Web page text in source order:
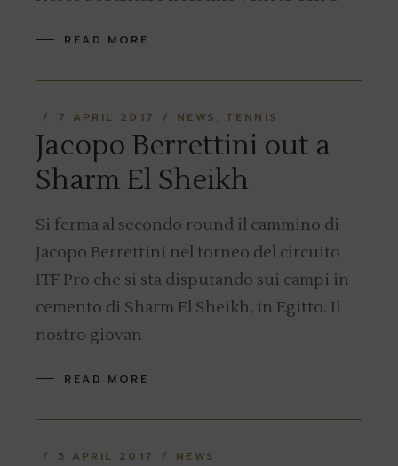
READ MORE
7 APRIL 2017 NEWS TENNIS
Jacopo Berrettini out a
Sharm El Sheikh
Si ferma al secondo round il cammino di
Jacopo Berrettini nel torneo del circuito
ITF Pro che si sta disputando sui campi in
cemento di Sharm El Sheikh, in Egitto. Il
nostro giovan
READ MORE
5 APRIL 2017 NEWS